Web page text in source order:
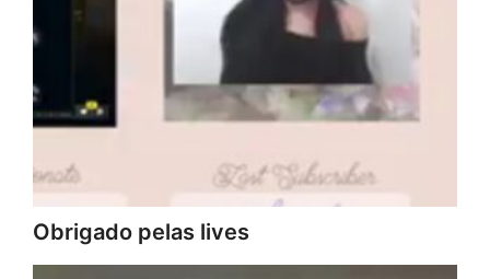
Obrigado pelas lives